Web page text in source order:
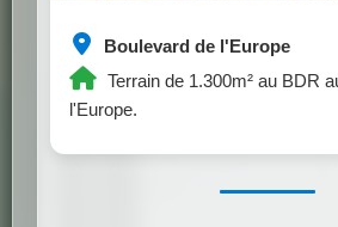
Boulevard de l'Europe
Terrain de 1.300m² au BDR
l'Europe.